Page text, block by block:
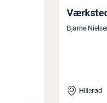
Bjarne
Hillerød